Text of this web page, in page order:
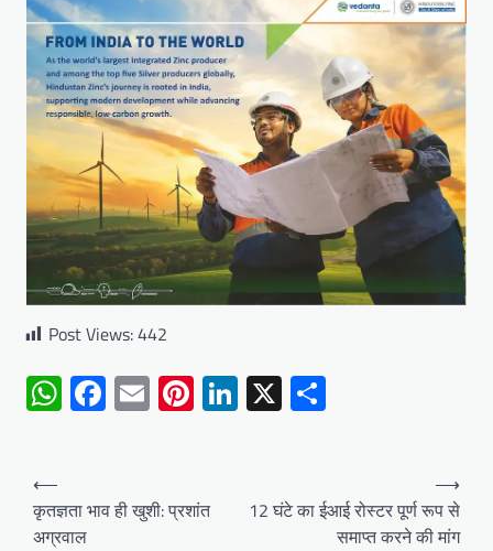
Post Views:442
WhatsApp
Facebook
EmailPinterest
LinkedIn
X
Post
navigation
⟵
कृतज्ञता भाव ही खुशी: प्रशांत
अग्रवाल
12 घंटे का ईआई रोस्टर पूर्ण रूप से
समाप्त करने की मांग
⟶